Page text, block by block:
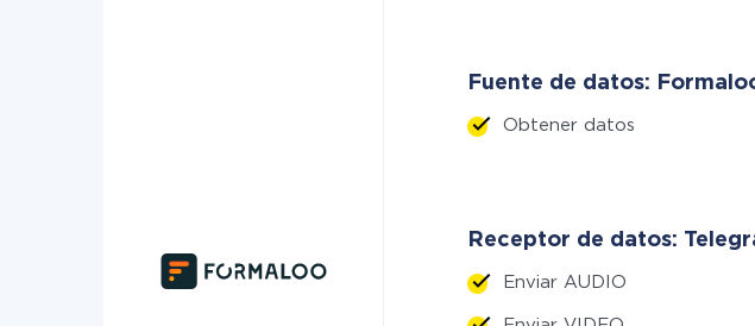
Fuente de datos:
Obtener datos
Receptor de datos:
Enviar AUDIO